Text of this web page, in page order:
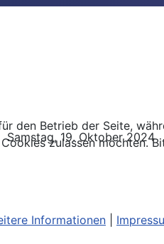
Samstag, 19. Oktober 2024
den Betrieb der Seite,
zulassen möchten.
Informationen